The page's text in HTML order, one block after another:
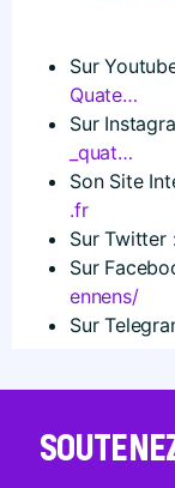
Sur
Q​u​ate…
Sur
_​q​uat…
Son Site
.fr
Sur Twitter
Sur
e​n​n​e​ns/
Sur